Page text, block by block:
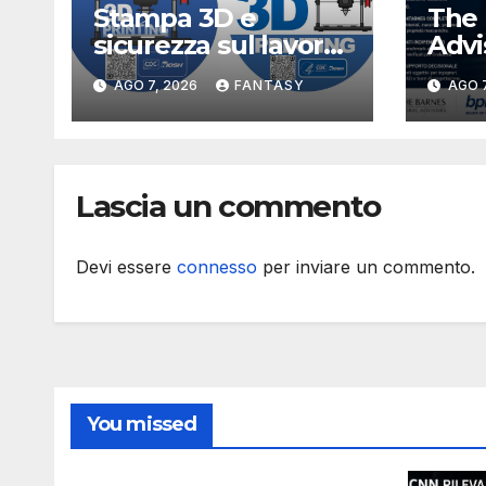
Stampa 3D e
sicurezza sul lavoro,
i rischi dell’additive
manufacturing
secondo NIOSH
AGO 7, 2026 FANTASY
The
per
AGO
Lascia un commento
Devi essere connesso per inviare un commento.
You missed